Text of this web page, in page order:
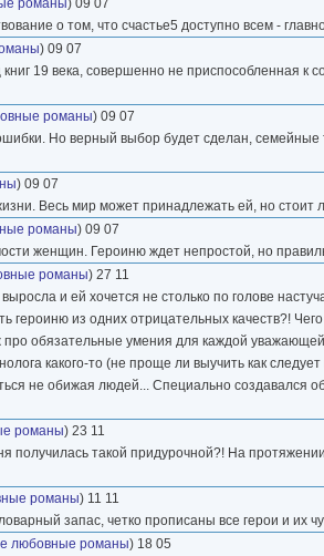
романы) 09 07
о том, что счастье5 доступно всем -
) 09 07
19 века, совершенно не приспособленная к
романы) 09 07
Но верный выбор будет сделан, семейные
) 09 07
Весь мир может принадлежать ей, но стоит
романы) 09 07
женщин. Героиню ждет непростой, но
романы) 27 11
и ей хочется не столько по голове
героиню из одних отрицательных качеств?!
обязательные умения для каждой
какого-то (не проще ли выучить как
не обижая людей... Специально создавался
романы) 23 11
получилась такой придурочной?! На
романы) 11 11
запас, четко прописаны все герои и их
любовные романы) 18 05